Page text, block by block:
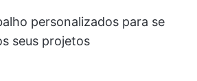
personalizados para se
seus projetos